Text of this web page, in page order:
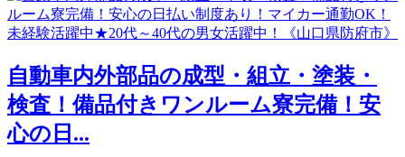
自動車内外部品の成型・組立・塗装・
検査！備品付きワンルーム寮完備！安
心の日...